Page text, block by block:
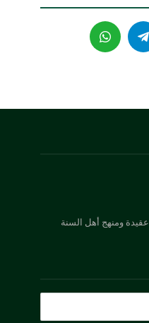
ومنهج أهل السنة